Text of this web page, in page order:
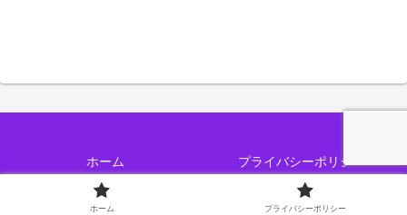
ホーム プライバシーポリシー
Copyright © 2019 こうやて All Rights Reserved.
ホーム プライバシーポリシー